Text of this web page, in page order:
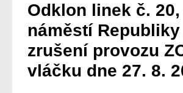
Odklon linek č. 20,
náměstí Republiky
zrušení provozu
vláčku dne 27. 8.